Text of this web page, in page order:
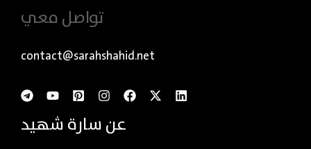
تواصل معي
contact@sarahshahid.net
عن سارة شهيد